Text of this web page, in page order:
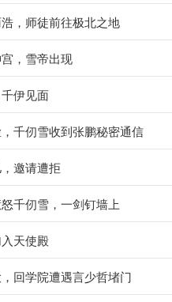
，师徒前往极北之地
，雪帝出现
伊见面
千仞雪收到张鹏秘密通信
邀请遭拒
千仞雪，一剑钉墙上
天使殿
回学院遭遇言少哲堵门